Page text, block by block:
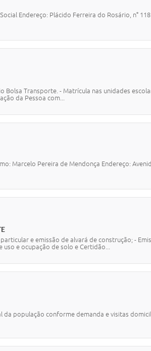
Endereço: Plácido Ferreira do Rosário, n°
Bolsa Transporte. - Matrícula nas unidades
da Pessoa com...
Marcelo Pereira de Mendonça Endereço:
e emissão de alvará de construção; -
e ocupação de solo e Certidão...
da população conforme demanda e visitas